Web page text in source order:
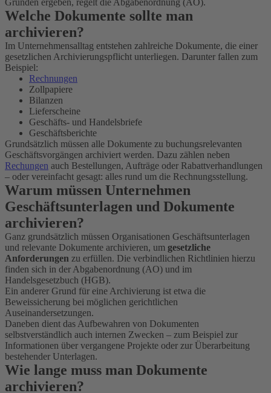
Gründen ergeben, regelt die Abgabenordnung (AO).
Welche Dokumente sollte man
archivieren?
Im Unternehmensalltag entstehen zahlreiche Dokumente, die einer
gesetzlichen Archivierungspflicht unterliegen. Darunter fallen zum
Beispiel:
Rechnungen
Zollpapiere
Bilanzen
Lieferscheine
Geschäfts- und Handelsbriefe
Geschäftsberichte
Grundsätzlich müssen alle Dokumente zu buchungsrelevanten
Geschäftsvorgängen archiviert werden. Dazu zählen neben
Rechungen auch Bestellungen, Aufträge oder Rabattverhandlungen
– oder vereinfacht gesagt: alles rund um die Rechnungsstellung.
Warum müssen Unternehmen
Geschäftsunterlagen und Dokumente
archivieren?
Ganz grundsätzlich müssen Organisationen Geschäftsunterlagen
und relevante Dokumente archivieren, um gesetzliche
Anforderungen zu erfüllen. Die verbindlichen Richtlinien hierzu
finden sich in der Abgabenordnung (AO) und im
Handelsgesetzbuch (HGB).
Ein anderer Grund für eine Archivierung ist etwa die
Beweissicherung bei möglichen gerichtlichen
Auseinandersetzungen.
Daneben dient das Aufbewahren von Dokumenten
selbstverständlich auch internen Zwecken – zum Beispiel zur
Informationen über vergangene Projekte oder zur Überarbeitung
bestehender Unterlagen.
Wie lange muss man Dokumente
archivieren?